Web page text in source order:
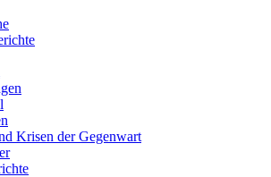
Krisen der Gegenwart